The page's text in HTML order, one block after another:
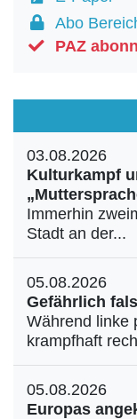
Abo
PAZ
03.08.2026
Kulturkampf
Immerhin
Stadt an der...
05.08.2026
Gefährlich
Während linke
krampfhaft
05.08.2026
Europas